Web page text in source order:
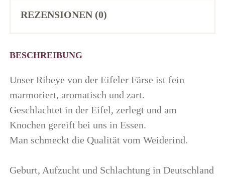
REZENSIONEN (0)
BESCHREIBUNG
Unser Ribeye von der Eifeler Färse ist fein
marmoriert, aromatisch und zart.
Geschlachtet in der Eifel, zerlegt und am
Knochen gereift bei uns in Essen.
Man schmeckt die Qualität vom Weiderind.
Geburt, Aufzucht und Schlachtung in Deutschland